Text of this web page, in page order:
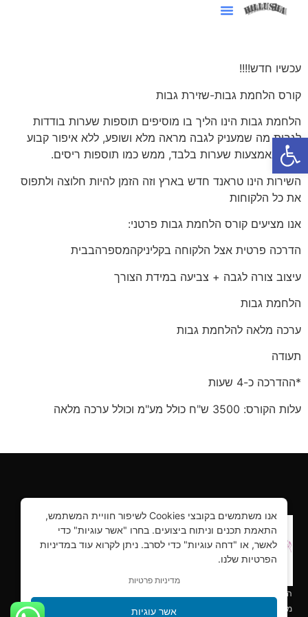
פתח סרגל נגישות
אנו משתמשים בקובצי Cookies לשיפור חוויית המשתמש,
התאמת תכנים וניתוח ביצועים. בחרו "אשר עוגיות" כדי
לאשר, או "דחה עוגיות" כדי לסרב. ניתן לקרוא עוד במדיניות
הפרטיות שלנו.
מדיניות פרטיות
אשר עוגיות
עכשיו חדש!!!!
קורס הלחמת גבות-שזירת גבות
הלחמת גבות הינו הליך בו מוסיפים תוספות שערות בודדות
לגבות מה שמעניק לגבה מראה מלא ושופע, ללא איפור קבוע
אלא באמצעות שערות בלבד, ממש כמו תוספות ריסים.
השירות הינו טראנד חדש בארץ וזה הזמן להיות חלוצה ולתפוס
את כל הלקוחות
אנו מציעים קורס הלחמת גבות פרטני:
הדרכה פרטית אצל הלקוחה בקליניקהמספרהבבית
עיצוב צורה לגבה + צביעה במידת הצורך
הלחמת גבות
ערכה מלאה להלחמת גבות
תעודה
*ההדרכה כ-4 שעות
עלות הקורס: 3500 ש"ח כולל מע"מ וכולל ערכה מלאה
הילושה ביוטי – קורסים והדרכות, יבוא ושיווק למקצועות היופי הכי
מתקדמים.